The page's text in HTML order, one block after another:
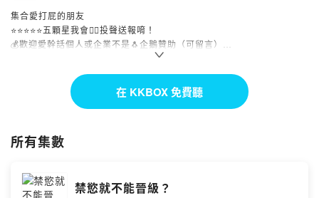
集合愛打屁的朋友
⭐⭐⭐⭐⭐五顆星我會🤽‍♂️投聲送報唷！
💰歡迎愛幹話個人或企業不是🐧企鵝贊助（可留言）
0nlyhealth,inst_taiwan
（824）111001783913
3️⃣郵局
Powered by Firstory Hosting
在 KKBOX 免費聽
所有集數
禁慾就不能晉級？